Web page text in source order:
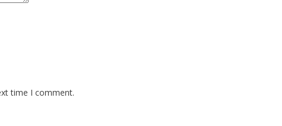
time I comment.